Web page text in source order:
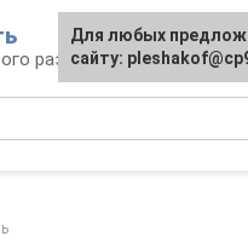
развития
Для любых
сайту: